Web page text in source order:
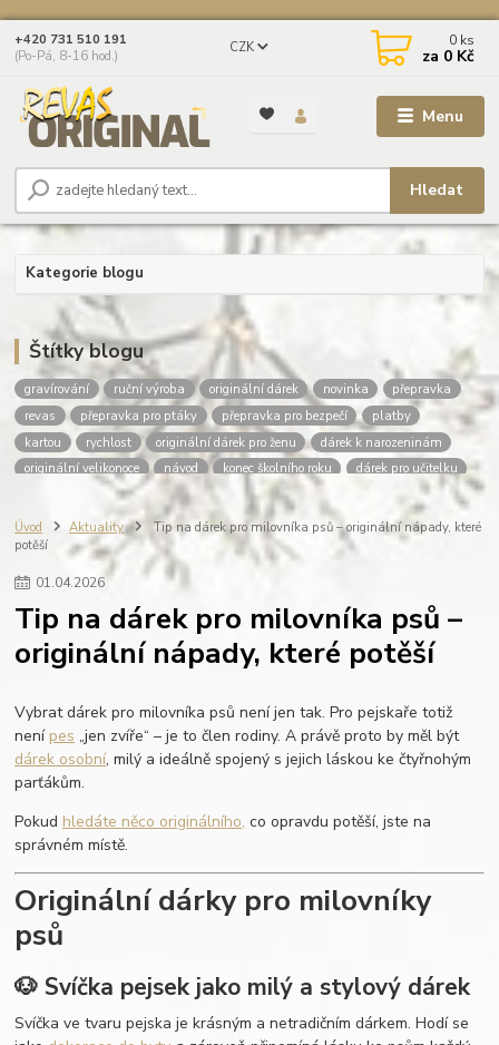
Menu
CZK
Hledat
+420 731 510 191
(Po-Pá, 8-16 hod.)
0 ks
za 0 Kč
Kategorie blogu
Štítky blogu
gravírování ruční výroba originální dárek novinka
přepravka
revas
přepravka pro ptáky přepravka pro bezpečí
platby
kartou
rychlost originální dárek pro ženu
dárek k narozeninám
originální velikonoce
návod konec školního roku
dárek pro učitelku
dárky pro deváťáky
poděkování učitelce
fotografie do dřeva
ručně vyráběné svíčky
zápisník s gravírováním
výroba na zakázku
REVAS ORIGINAL fotoalbum
dovolená
miminko rodinné fotografie
personalizace
svatba dárek pro ženu dárek pro muže
Úvod Aktuality
Tip na dárek pro milovníka psů – originální nápady, které
potěší
01.04.2026
Tip na dárek pro milovníka psů –
originální nápady, které potěší
Vybrat dárek pro milovníka psů není jen tak. Pro pejskaře totiž
není pes „jen zvíře“ – je to člen rodiny. A právě proto by měl být
dárek osobní, milý a ideálně spojený s jejich láskou ke čtyřnohým
parťákům.
Pokud hledáte něco originálního, co opravdu potěší, jste na
správném místě.
Originální dárky pro milovníky
psů
🐶 Svíčka pejsek jako milý a stylový dárek
Svíčka ve tvaru pejska je krásným a netradičním dárkem. Hodí se